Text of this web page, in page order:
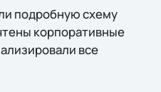
подробную схему
корпоративные
все